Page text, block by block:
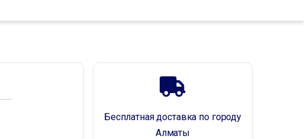
Бесплатная доставка по городу
Алматы